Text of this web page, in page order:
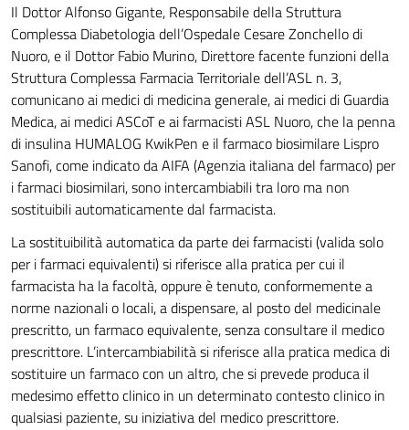
Il Dottor Alfonso Gigante, Responsabile della Struttura
Complessa Diabetologia dell’Ospedale Cesare Zonchello di
Nuoro, e il Dottor Fabio Murino, Direttore facente funzioni della
Struttura Complessa Farmacia Territoriale dell’ASL n. 3,
comunicano ai medici di medicina generale, ai medici di Guardia
Medica, ai medici ASCoT e ai farmacisti ASL Nuoro, che la penna
di insulina HUMALOG KwikPen e il farmaco biosimilare Lispro
Sanofi, come indicato da AIFA (Agenzia italiana del farmaco) per
i farmaci biosimilari, sono intercambiabili tra loro ma non
sostituibili automaticamente dal farmacista.
La sostituibilità automatica da parte dei farmacisti (valida solo
per i farmaci equivalenti) si riferisce alla pratica per cui il
farmacista ha la facoltà, oppure è tenuto, conformemente a
norme nazionali o locali, a dispensare, al posto del medicinale
prescritto, un farmaco equivalente, senza consultare il medico
prescrittore. L’intercambiabilità si riferisce alla pratica medica di
sostituire un farmaco con un altro, che si prevede produca il
medesimo effetto clinico in un determinato contesto clinico in
qualsiasi paziente, su iniziativa del medico prescrittore.